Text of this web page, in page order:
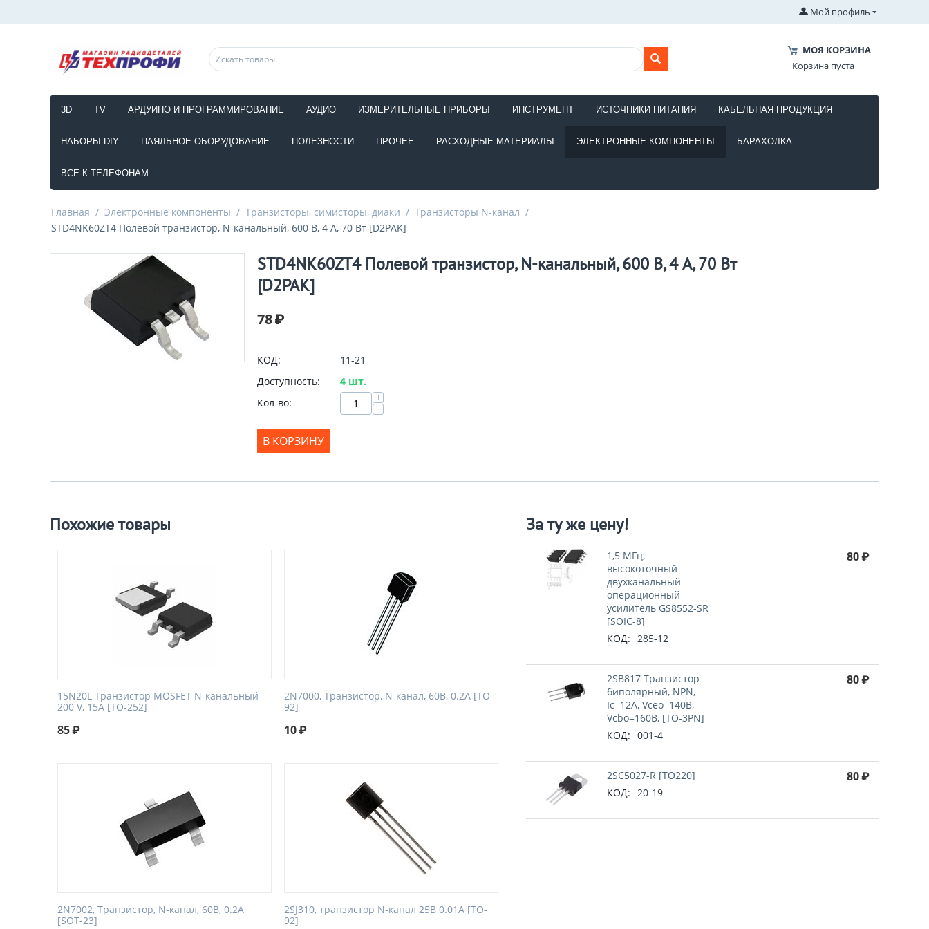
Мой профиль
МОЯ КОРЗИНА
Корзина пуста
3D TV АРДУИНО И ПРОГРАММИРОВАНИЕ АУДИО ИЗМЕРИТЕЛЬНЫЕ ПРИБОРЫ ИНСТРУМЕНТ ИСТОЧНИКИ ПИТАНИЯ КАБЕЛЬНАЯ ПРОДУКЦИЯ
НАБОРЫ DIY ПАЯЛЬНОЕ ОБОРУДОВАНИЕ ПОЛЕЗНОСТИ ПРОЧЕЕ РАСХОДНЫЕ МАТЕРИАЛЫ ЭЛЕКТРОННЫЕ КОМПОНЕНТЫ БАРАХОЛКА
ВСЕ К ТЕЛЕФОНАМ
Главная / Электронные компоненты / Транзисторы, симисторы, диаки / Транзисторы N-канал /
STD4NK60ZT4 Полевой транзистор, N-канальный, 600 В, 4 А, 70 Вт [D2PAK]
STD4NK60ZT4 Полевой транзистор, N-канальный, 600 В, 4 А, 70 Вт
[D2PAK]
78₽
КОД:
11-21
Доступность:
4 шт.
Кол-во:
+
−
В КОРЗИНУ
Похожие товары
15N20L Транзистор MOSFET N-канальный
200 V, 15A [TO-252]
85₽
2N7000, Транзистор, N-канал, 60В, 0.2А [TO-
92]
10₽
2N7002, Транзистор, N-канал, 60В, 0.2А
[SOT-23]
2SJ310, транзистор N-канал 25В 0.01А [TO-
92]
За ту же цену!
1,5 МГц,
высокоточный
двухканальный
операционный
усилитель GS8552-SR
[SOIC-8]
КОД: 285-12
80₽
2SB817 Транзистор
биполярный, NPN,
Ic=12А, Vceo=140В,
Vcbo=160В, [TO-3PN]
КОД: 001-4
80₽
2SC5027-R [TO220]
КОД: 20-19
80₽